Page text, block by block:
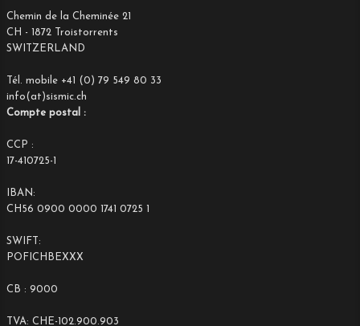
Chemin de la Cheminée 21
CH - 1872 Troistorrents
SWITZERLAND
Tél. mobile +41 (0) 79 549 80 33
info(at)sismic.ch
Compte postal :
CCP :
17-410725-1
IBAN:
CH56 0900 0000 1741 0725 1
SWIFT:
POFICHBEXXX
CB : 9000
TVA: CHE-102.900.903